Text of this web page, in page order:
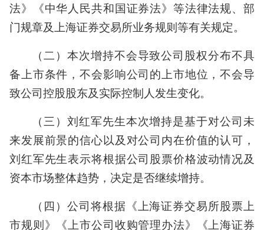
法》《中华人民共和国证券法》等法律法规、部
门规章及上海证券交易所业务规则等有关规定。
（二）本次增持不会导致公司股权分布不具
备上市条件，不会影响公司的上市地位，不会导
致公司控股股东及实际控制人发生变化。
（三）刘红军先生本次增持是基于对公司未
来发展前景的信心以及对公司内在价值的认可，
刘红军先生表示将根据公司股票价格波动情况及
资本市场整体趋势，决定是否继续增持。
（四）公司将根据《上海证券交易所股票上
市规则》《上市公司收购管理办法》《上海证券